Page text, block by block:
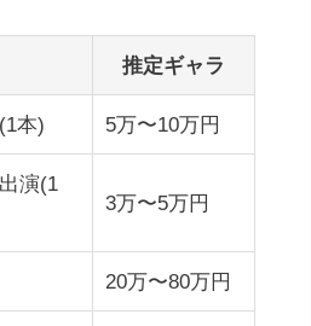
推定ギャラ
本) 5万〜10万円
演(1
3万〜5万円
20万〜80万円